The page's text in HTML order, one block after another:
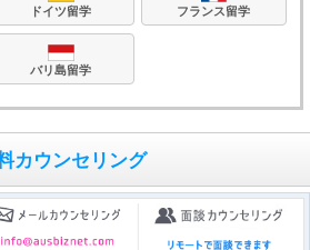
ドイツ留学 フランス留学
バリ島留学
カウンセリング